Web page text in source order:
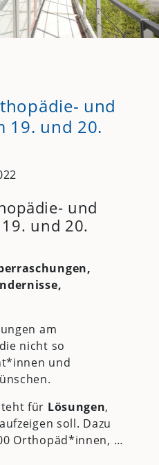
und
19. und 20.
und
und 20.
am
nicht so
und
für Lösungen,
soll. Dazu
Orthopäd*innen, …